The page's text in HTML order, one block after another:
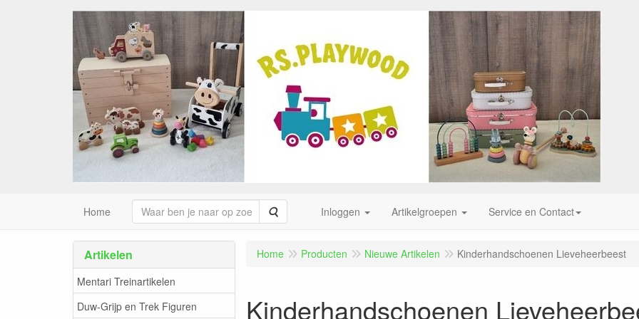
Home Zoeken Inloggen Artikelgroepen Service en Contact
Artikelen
Mentari Treinartikelen
Duw-Grijp en Trek Figuren
Home Producten Nieuwe Artikelen Kinderhandschoenen Lieveheerbeest
Kinderhandschoenen